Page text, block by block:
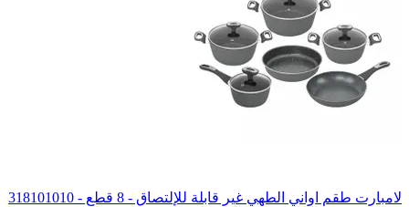
لامبارت طقم اواني الطهي غير قابلة للإلتصاق - 8 قطع - 318101010